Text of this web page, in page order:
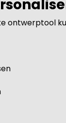
ontwerptool